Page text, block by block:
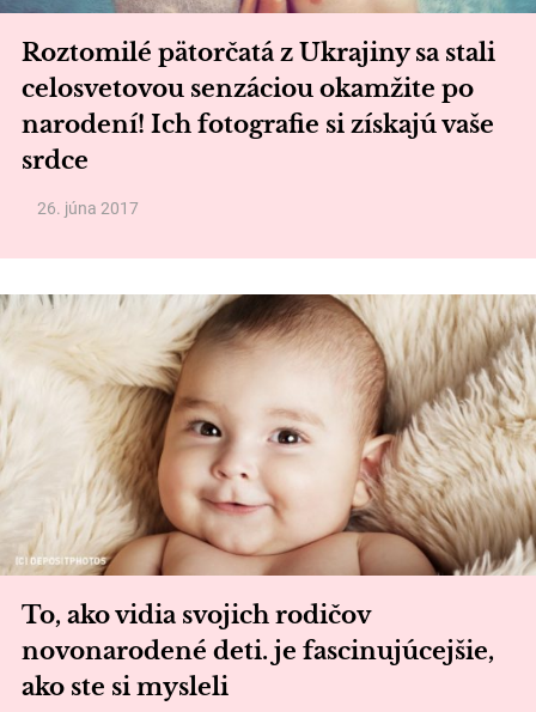
Roztomilé pätorčatá z Ukrajiny sa stali
celosvetovou senzáciou okamžite po
narodení! Ich fotografie si získajú vaše
srdce
26. júna 2017
To, ako vidia svojich rodičov
novonarodené deti. je fascinujúcejšie,
ako ste si mysleli